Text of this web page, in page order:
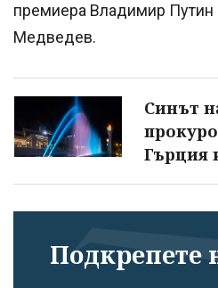
премиера Владимир Путин
Медведев.
Синът
Гърция
Подкрепете